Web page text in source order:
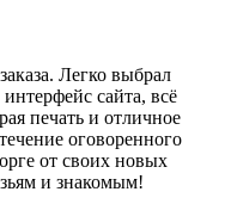
Легко выбрал
сайта, всё
печать и отличное
оговоренного
от своих новых
и знакомым!